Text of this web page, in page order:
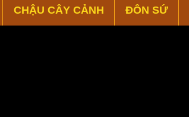
CHẬU CÂY CẢNH ĐÔN SỨ